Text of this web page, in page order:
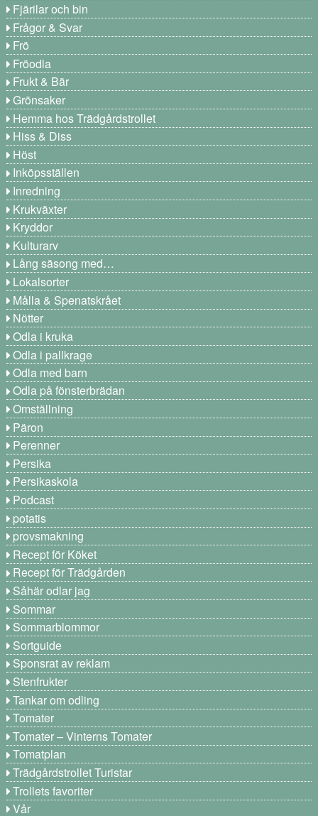
Fjärilar och bin
Frågor & Svar
Frö
Fröodla
Frukt & Bär
Grönsaker
Hemma hos Trädgårdstrollet
Hiss & Diss
Höst
Inköpsställen
Inredning
Krukväxter
Kryddor
Kulturarv
Lång säsong med…
Lokalsorter
Målla & Spenatskrået
Nötter
Odla i kruka
Odla i pallkrage
Odla med barn
Odla på fönsterbrädan
Omställning
Päron
Perenner
Persika
Persikaskola
Podcast
potatis
provsmakning
Recept för Köket
Recept för Trädgården
Såhär odlar jag
Sommar
Sommarblommor
Sortguide
Sponsrat av reklam
Stenfrukter
Tankar om odling
Tomater
Tomater – Vinterns Tomater
Tomatplan
Trädgårdstrollet Turistar
Trollets favoriter
Vår